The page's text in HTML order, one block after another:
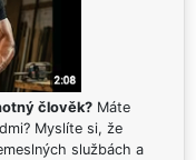
člověk? Máte
Myslíte si, že
službách a